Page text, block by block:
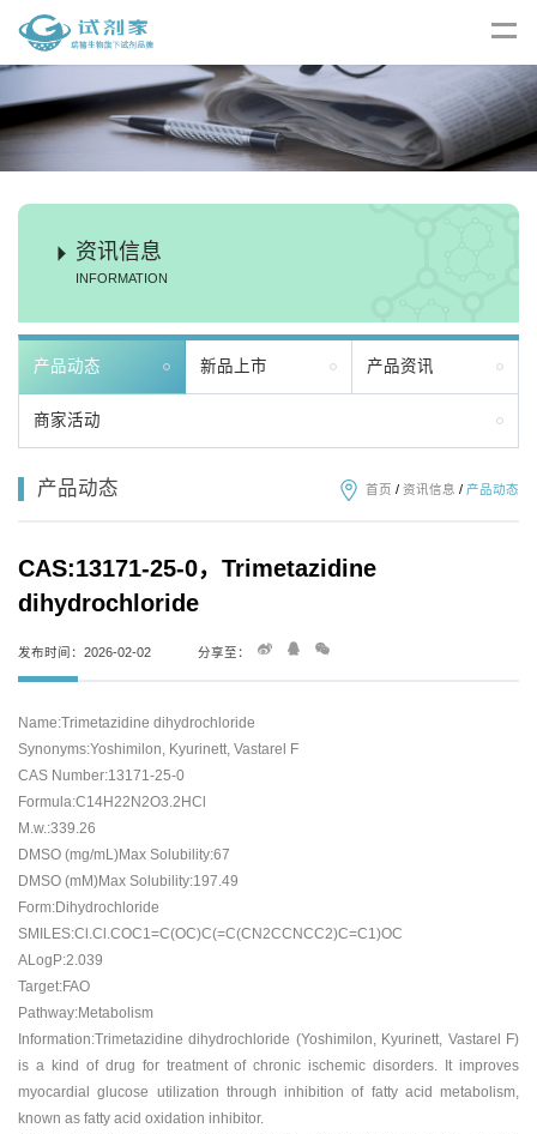
资讯信息
INFORMATION
产品动态 新品上市 产品资讯
商家活动
产品动态 首页 / 资讯信息 / 产品动态
CAS:13171-25-0，Trimetazidine
dihydrochloride
发布时间：2026-02-02 分享至：
Name:Trimetazidine dihydrochloride
Synonyms:Yoshimilon, Kyurinett, Vastarel F
CAS Number:13171-25-0
Formula:C14H22N2O3.2HCl
M.w.:339.26
DMSO (mg/mL)Max Solubility:67
DMSO (mM)Max Solubility:197.49
Form:Dihydrochloride
SMILES:Cl.Cl.COC1=C(OC)C(=C(CN2CCNCC2)C=C1)OC
ALogP:2.039
Target:FAO
Pathway:Metabolism
Information:Trimetazidine dihydrochloride (Yoshimilon, Kyurinett, Vastarel F)
is a kind of drug for treatment of chronic ischemic disorders. It improves
myocardial glucose utilization through inhibition of fatty acid metabolism,
known as fatty acid oxidation inhibitor.